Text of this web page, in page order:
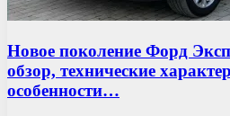
Новое поколение Форд
обзор, технические
особенности…